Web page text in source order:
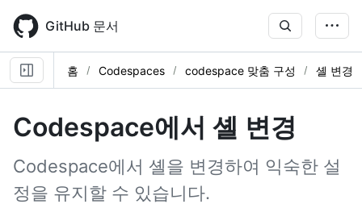
main
content
GitHub 문서
홈 Codespaces codespace 맞춤 구성 셸 변경
Codespace에서 셸 변경
Codespace에서 셸을 변경하여 익숙한 설
정을 유지할 수 있습니다.